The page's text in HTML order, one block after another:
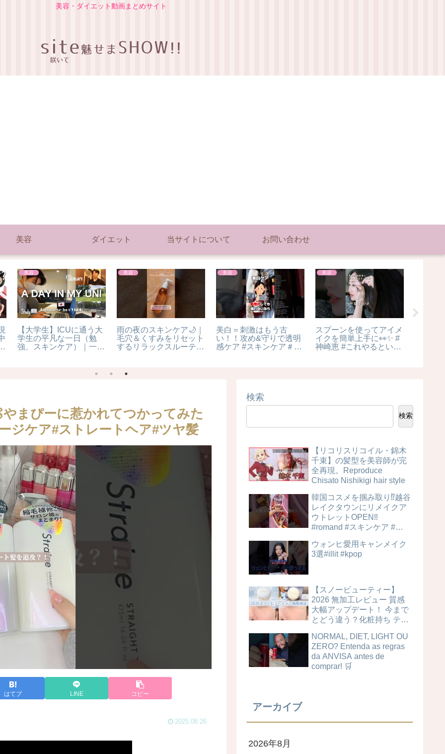
美容・ダイエット動画まとめサイト
美容 ダイエット 当サイトについて お問い合わせ
美容
hair braiding tutorial
#bun#Bird’s Nest hair
curler#summerCool
美容
セボンスターメイクブラ
シ #セボンスター #メイ
ク #粧美堂
ダイエット
【食べたい時に速攻作れ
る】筋トレダイエットマ
グケーキ
美容
【シントレ王子】自重ト
レーニングでくびれメイ
ク！捻りまくれ！
まぴーに惹かれてつかってみた
ジケア#ストレートヘア#ツヤ髪
はてブ LINE コピー
2025.08.26
検索
検索
【リコリスリコイル・錦木
千束】の髪型を美容師が完
全再現。Reproduce
Chisato Nishikigi hair style
韓国コスメを掴み取り⁉︎越谷
レイクタウンにリメイクア
ウトレットOPEN‼️
#romand #スキンケア #美
ウォンヒ愛用キャンメイク
3選#illit #kpop
【スノービューティー】
2026 無加工レビュー 質感
大幅アップデート！ 今まで
とどう違う？化粧持ち テカ
過検証！ ブライトニングス
キンケアパウダー 4MSK 美
白ケア
NORMAL, DIET, LIGHT OU
ZERO? Entenda as regras
da ANVISA antes de
comprar! 🛒
アーカイブ
2026年8月